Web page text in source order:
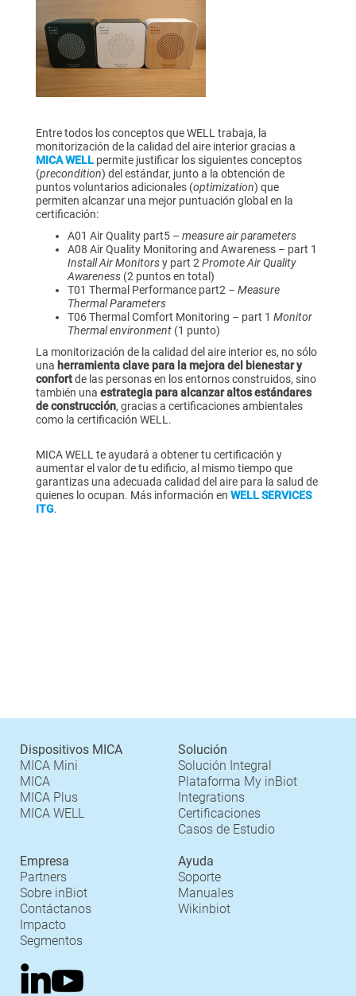
Entre todos los conceptos que WELL trabaja, la
monitorización de la calidad del aire interior gracias a
MICA WELLpermite justificar los siguientes conceptos
(precondition) del estándar, junto a la obtención de
puntos voluntarios adicionales (optimization) que
permiten alcanzar una mejor puntuación global en la
certificación:
A01 Air Quality part5 – measure air parameters
A08 Air Quality Monitoring and Awareness – part 1
Install Air Monitorsy part 2Promote Air Quality
Awareness(2 puntos en total)
T01 Thermal Performance part2– Measure
Thermal Parameters
T06 Thermal Comfort Monitoring – part 1 Monitor
Thermal environment(1 punto)
La monitorización de la calidad del aire interior es, no sólo
una herramienta clave para la mejora del bienestar y
confortde las personas en los entornos construidos, sino
también una estrategia para alcanzar altos estándares
de construcción, gracias a certificaciones ambientales
como la certificación WELL.
MICA WELL te ayudará a obtener tu certificación y
aumentar el valor de tu edificio, al mismo tiempo que
garantizas una adecuada calidad del aire para la salud de
quienes lo ocupan. Más información en WELL SERVICES
ITG.
Dispositivos MICA
MICA Mini
MICA
MICA Plus
MICA WELL
Solución
Solución Integral
Plataforma My inBiot
Integrations
Certificaciones
Casos de Estudio
Empresa
Partners
Sobre inBiot
Contáctanos
Impacto
Segmentos
Ayuda
Soporte
Manuales
Wikinbiot